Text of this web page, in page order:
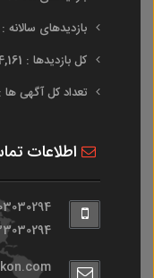
بازدیدهای سالانه : 197,554
کل بازدیدها : 2,984,161
تعداد کل آگهی ها : 0
اطلاعات